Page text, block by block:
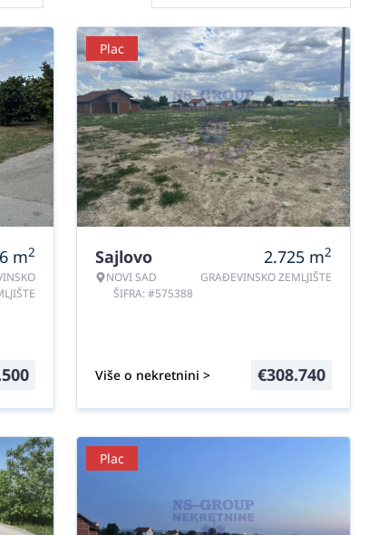
m2
Plac
Sajlovo
NOVI SAD
ŠIFRA: #575388
2.725 m2
GRAĐEVINSKO ZEMLJIŠTE
Više o nekretnini > €308.740
Plac